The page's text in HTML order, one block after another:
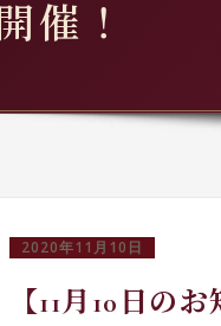
開催！
2020年11月10日
【11月10日の